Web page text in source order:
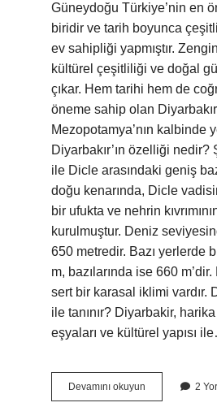
Güneydoğu Türkiye’nin en
biridir ve tarih boyunca
ev sahipliği yapmıştır.
kültürel çeşitliliği ve doğal
çıkar. Hem tarihi hem de
öneme sahip olan
Mezopotamya’nın kalbinde
Diyarbakır’ın özelliği
ile Dicle arasındaki geniş
doğu kenarında, Dicle
bir ufukta ve nehrin
kurulmuştur. Deniz
650 metredir. Bazı yerlerde
m, bazılarında ise 660 m’dir.
sert bir karasal iklimi vardır.
ile tanınır? Diyarbakir,
eşyaları ve kültürel yapısı
Devamını okuyun Diyarbakır
Neden
2